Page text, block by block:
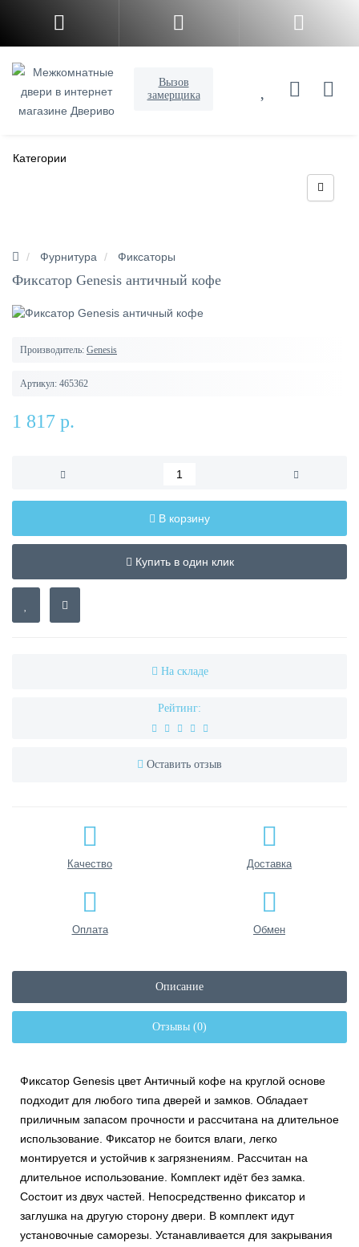
Вызов
замерщика
Категории
Фурнитура Фиксаторы
Фиксатор Genesis античный кофе
Производитель: Genesis
Артикул: 465362
1 817 р.
В корзину
Купить в один клик
На складе
Рейтинг:
Оставить отзыв
Качество Доставка
Оплата Обмен
Описание
Отзывы (0)
Фиксатор Genesis цвет Античный кофе на круглой основе
подходит для любого типа дверей и замков. Обладает
приличным запасом прочности и рассчитана на длительное
использование. Фиксатор не боится влаги, легко
монтируется и устойчив к загрязнениям. Рассчитан на
длительное использование. Комплект идёт без замка.
Состоит из двух частей. Непосредственно фиксатор и
заглушка на другую сторону двери. В комплект идут
установочные саморезы. Устанавливается для закрывания